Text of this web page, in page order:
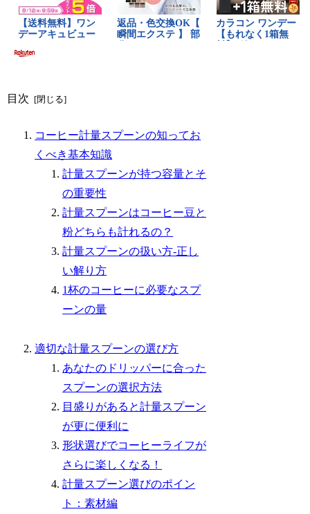
目次
コーヒー計量スプーンの知ってお
くべき基本知識
計量スプーンが持つ容量とそ
の重要性
計量スプーンはコーヒー豆と
粉どちらも計れるの？
計量スプーンの扱い方-正し
い解り方
1杯のコーヒーに必要なスプ
ーンの量
適切な計量スプーンの選び方
あなたのドリッパーに合った
スプーンの選択方法
目盛りがあると計量スプーン
が更に便利に
形状選びでコーヒーライフが
さらに楽しくなる！
計量スプーン選びのポイン
ト：素材編